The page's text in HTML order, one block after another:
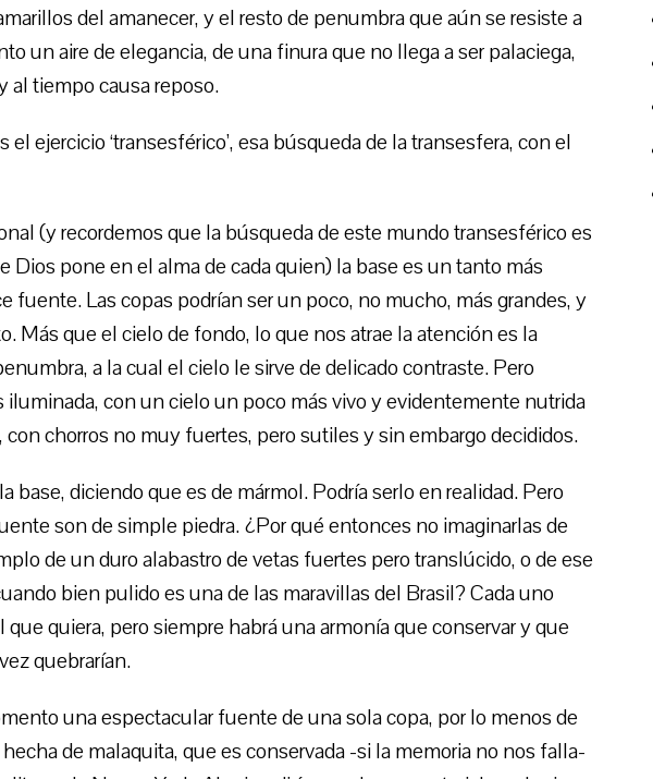
del amanecer, y el resto de penumbra que aún se resiste a
un aire de elegancia, de una finura que no llega a ser palaciega,
al tiempo causa reposo.
ejercicio ‘transesférico’, esa búsqueda de la transesfera, con el
(y recordemos que la búsqueda de este mundo transesférico es
Dios pone en el alma de cada quien) la base es un tanto más
fuente. Las copas podrían ser un poco, no mucho, más grandes, y
Más que el cielo de fondo, lo que nos atrae la atención es la
a la cual el cielo le sirve de delicado contraste. Pero
con un cielo un poco más vivo y evidentemente nutrida
con chorros no muy fuertes, pero sutiles y sin embargo decididos.
base, diciendo que es de mármol. Podría serlo en realidad. Pero
son de simple piedra. ¿Por qué entonces no imaginarlas de
de un duro alabastro de vetas fuertes pero translúcido, o de ese
bien pulido es una de las maravillas del Brasil? Cada uno
quiera, pero siempre habrá una armonía que conservar y que
quebrarían.
una espectacular fuente de una sola copa, por lo menos de
de malaquita, que es conservada -si la memoria no nos falla-